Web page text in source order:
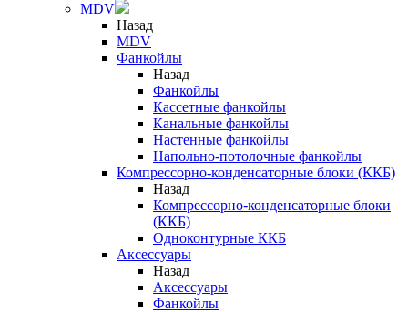
MDV
Назад
MDV
Фанкойлы
Назад
Фанкойлы
Кассетные фанкойлы
Канальные фанкойлы
Настенные фанкойлы
Напольно-потолочные фанкойлы
Компрессорно-конденсаторные блоки (ККБ)
Назад
Компрессорно-конденсаторные блоки
(ККБ)
Одноконтурные ККБ
Аксессуары
Назад
Аксессуары
Фанкойлы